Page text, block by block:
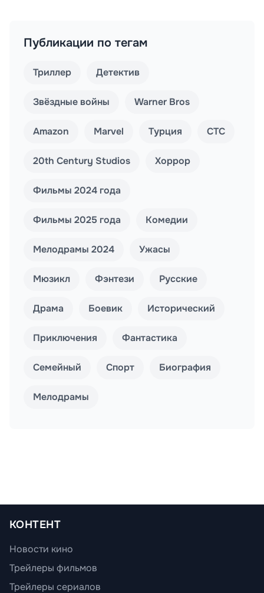
Публикации по тегам
Триллер Детектив
Звёздные войны Warner Bros
Amazon Marvel Турция СТС
20th Century Studios Хоррор
Фильмы 2024 года
Фильмы 2025 года Комедии
Мелодрамы 2024 Ужасы
Мюзикл Фэнтези Русские
Драма Боевик Исторический
Приключения Фантастика
Семейный Спорт Биография
Мелодрамы
КОНТЕНТ
Новости кино
Трейлеры фильмов
Трейлеры сериалов